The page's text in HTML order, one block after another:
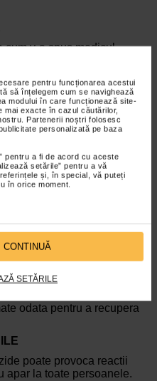
pentru funcționarea acestui
să înțelegem cum se navighează
modului în care funcționează site-
mai exacte în cazul căutărilor,
Partenerii noștri folosesc
personalizată pe baza
pentru a fi de acord cu aceste
setările” pentru a vă
și, în special, vă puteți
în orice moment.
SETĂRILE
cum v-a spus medicul
daca nu sunteti sigur.
filmat pe zi. Daca este
dozei, prin
Forte sau Accuzide
ca efectul Accuzide este
medicului
suficienta de apa.
la aceeasi ora din zi.
din ACCUZIDE
filmate anuntati medicul
apropiat spital.
imediat ce va amintiti; daca
odata pentru a recupera
poate provoca reactii
apar la toate persoanele.